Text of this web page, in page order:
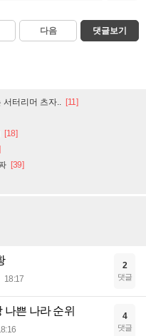
다음 댓글보기
서터리머 츠자.. [11]
[18]
[39]
18:17
2
댓글
나쁜 나라 순위 4
댓글